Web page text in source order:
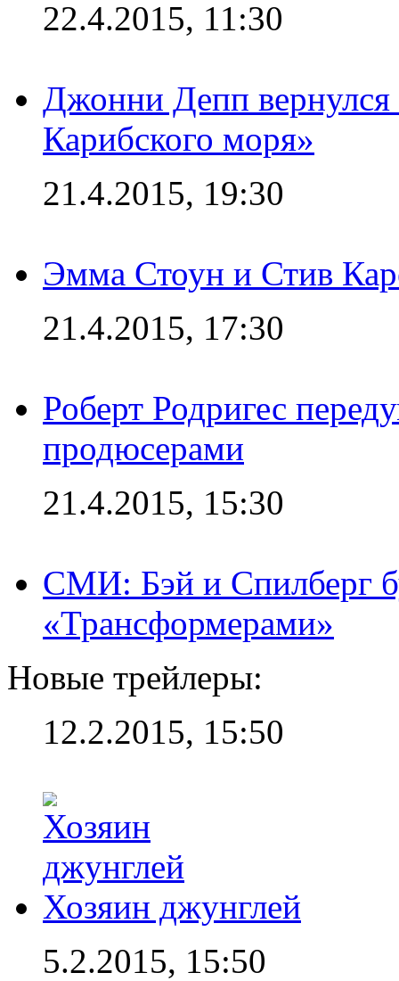
22.4.2015, 11:30
Джонни Депп
Карибского моря»
21.4.2015, 19:30
Эмма Стоун и Стив
21.4.2015, 17:30
Роберт Родригес
продюсерами
21.4.2015, 15:30
СМИ: Бэй и Спилберг
«Трансформерами»
Новые трейлеры:
12.2.2015, 15:50
Хозяин джунглей
5.2.2015, 15:50